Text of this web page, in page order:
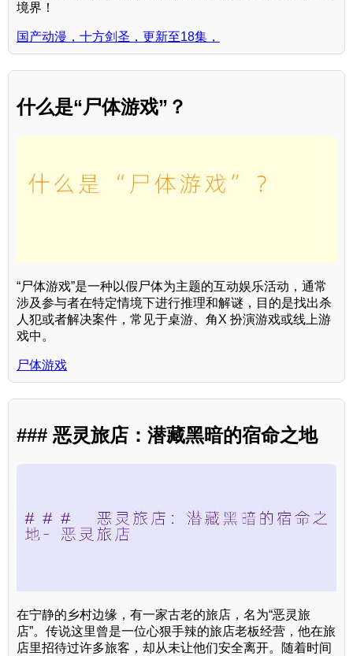
境界！
国产动漫，十方剑圣，更新至18集，
什么是“尸体游戏”？
“尸体游戏”是一种以假尸体为主题的互动娱乐活动，通常
涉及参与者在特定情境下进行推理和解谜，目的是找出杀
人犯或者解决案件，常见于桌游、角X 扮演游戏或线上游
戏中。
尸体游戏
### 恶灵旅店：潜藏黑暗的宿命之地
在宁静的乡村边缘，有一家古老的旅店，名为“恶灵旅
店”。传说这里曾是一位心狠手辣的旅店老板经营，他在旅
店里招待过许多旅客，却从未让他们安全离开。随着时间